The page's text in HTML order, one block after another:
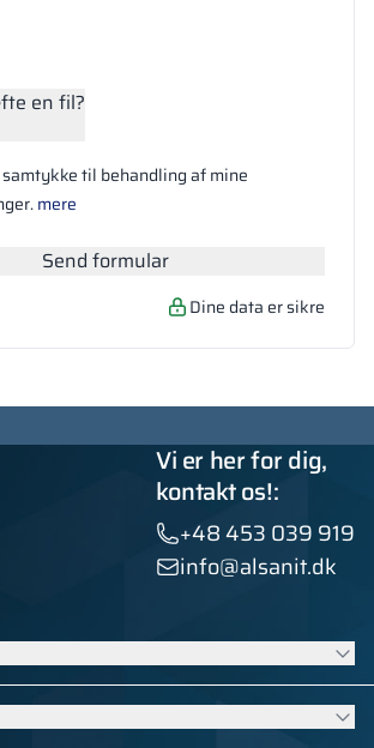
en fil?
samtykke til behandling af mine
mere
Send formular
Dine data er sikre
Vi er her for dig,
kontakt os!:
+48 453 039 919
info@alsanit.dk